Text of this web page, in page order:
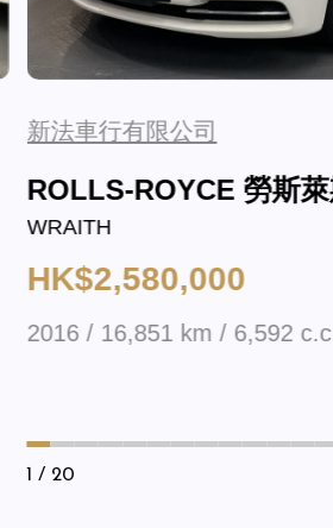
新法車行有限公司
ROLLS-ROYCE 勞斯
WRAITH
HK$2,580,000
2016 / 16,851 km / 6,592
1 / 20